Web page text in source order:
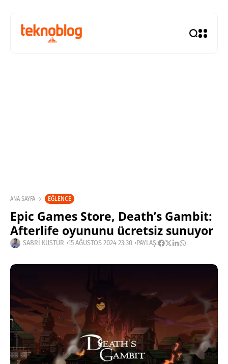
ANA SAYFA EĞLENCE
Epic Games Store, Death’s Gambit:
Afterlife oyununu ücretsiz sunuyor
SABRI KÜSTÜR 15 AĞUSTOS 2024 23:30 PAYLAŞ: